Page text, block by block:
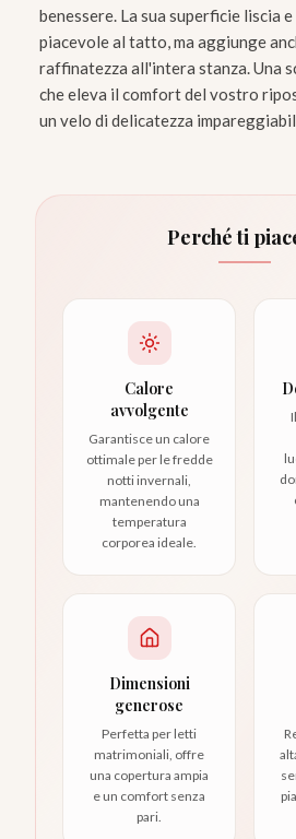
benessere. La sua superficie liscia
piacevole al tatto, ma aggiunge
raffinatezza all'intera stanza. Una
che eleva il comfort del vostro
un velo di delicatezza
Perché ti
Calore
avvolgente
Garantisce un calore
ottimale per le fredde
notti invernali,
mantenendo una
temperatura
corporea ideale.
Dimensioni
generose
Perfetta per letti
matrimoniali, offre
una copertura ampia
e un comfort senza
pari.